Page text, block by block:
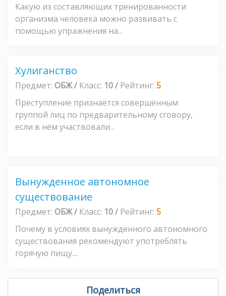
Какую из составляющих тренированности
организма человека можно развивать с
помощью упражнения на...
Хулиганство
Предмет: ОБЖ/ Класс: 10/ Рейтинг: 5
Преступление признаётся совершённым
группой лиц по предварительному сговору,
если в нём участвовали...
Вынужденное автономное
существование
Предмет: ОБЖ/ Класс: 10/ Рейтинг: 5
Почему в условиях вынужденного автономного
существования рекомендуют употреблять
горячую пищу....
Поделиться